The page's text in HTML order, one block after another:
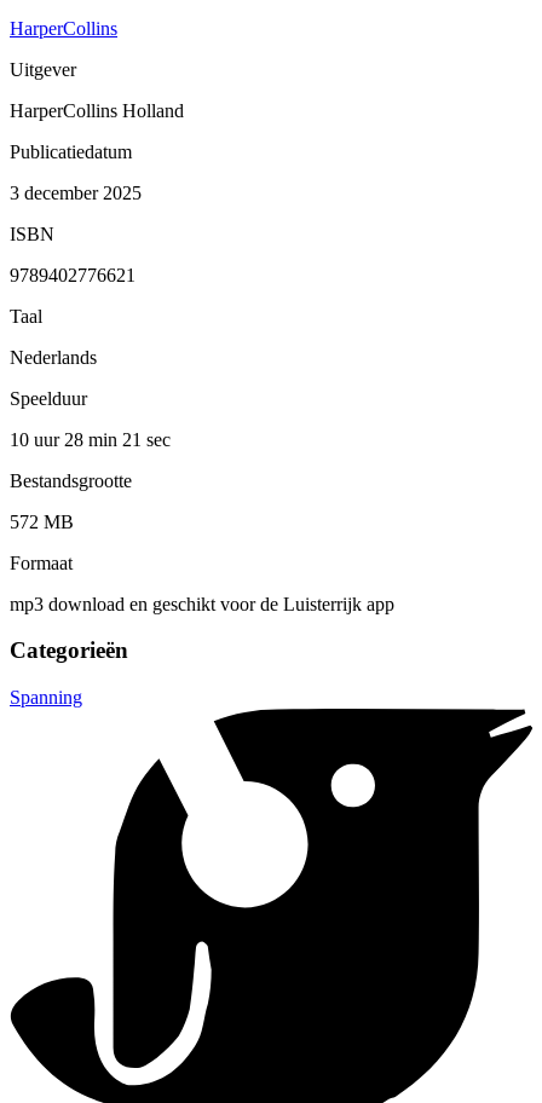
HarperCollins
Uitgever
HarperCollins Holland
Publicatiedatum
3 december 2025
ISBN
9789402776621
Taal
Nederlands
Speelduur
10 uur 28 min 21 sec
Bestandsgrootte
572 MB
Formaat
mp3 download en geschikt voor de Luisterrijk app
Categorieën
Spanning